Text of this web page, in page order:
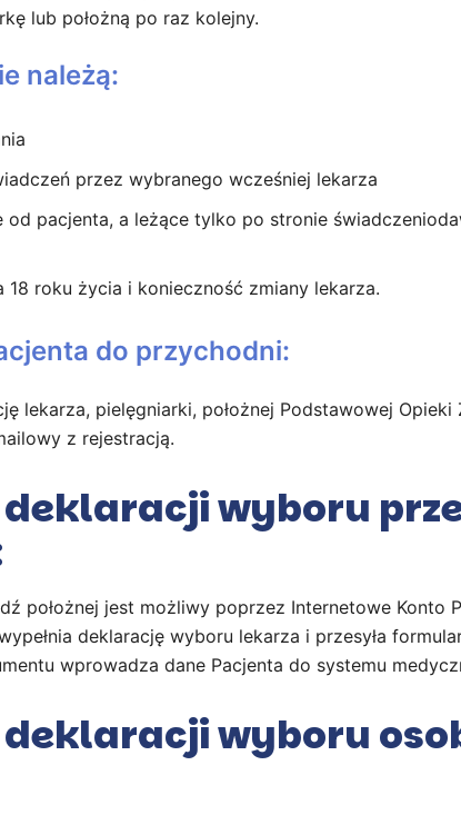
lub położną po raz kolejny.
należą:
przez wybranego wcześniej lekarza
od pacjenta, a leżące tylko po stronie
18 roku życia i konieczność zmiany lekarza.
do przychodni:
lekarza, pielęgniarki, położnej Podstawowej
z rejestracją.
deklaracji wyboru
położnej jest możliwy poprzez Internetowe Konto
deklarację wyboru lekarza i przesyła
wprowadza dane Pacjenta do systemu
deklaracji wyboru